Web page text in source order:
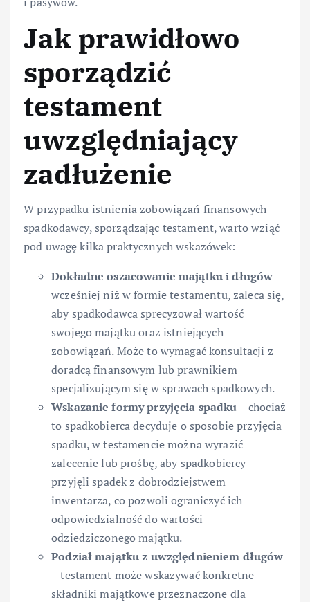
Jak prawidłowo
sporządzić
testament
uwzględniający
zadłużenie
W przypadku istnienia zobowiązań finansowych
spadkodawcy, sporządzając testament, warto wziąć
pod uwagę kilka praktycznych wskazówek:
Dokładne oszacowanie majątku i długów–
wcześniej niż w formie testamentu, zaleca się,
aby spadkodawca sprecyzował wartość
swojego majątku oraz istniejących
zobowiązań. Może to wymagać konsultacji z
doradcą finansowym lub prawnikiem
specjalizującym się w sprawach spadkowych.
Wskazanie formy przyjęcia spadku – chociaż
to spadkobierca decyduje o sposobie przyjęcia
spadku, w testamencie można wyrazić
zalecenie lub prośbę, aby spadkobiercy
przyjęli spadek z dobrodziejstwem
inwentarza, co pozwoli ograniczyć ich
odpowiedzialność do wartości
odziedziczonego majątku.
Podział majątku z uwzględnieniem długów
– testament może wskazywać konkretne
składniki majątkowe przeznaczone dla